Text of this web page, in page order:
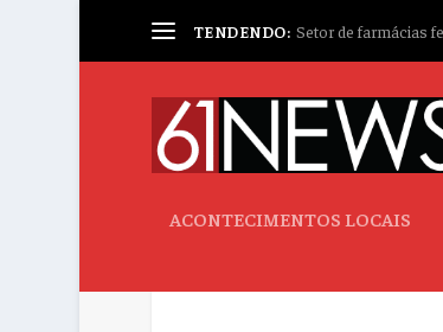
TENDENDO: Setor de farmácias
ACONTECIMENTOS LOCAIS